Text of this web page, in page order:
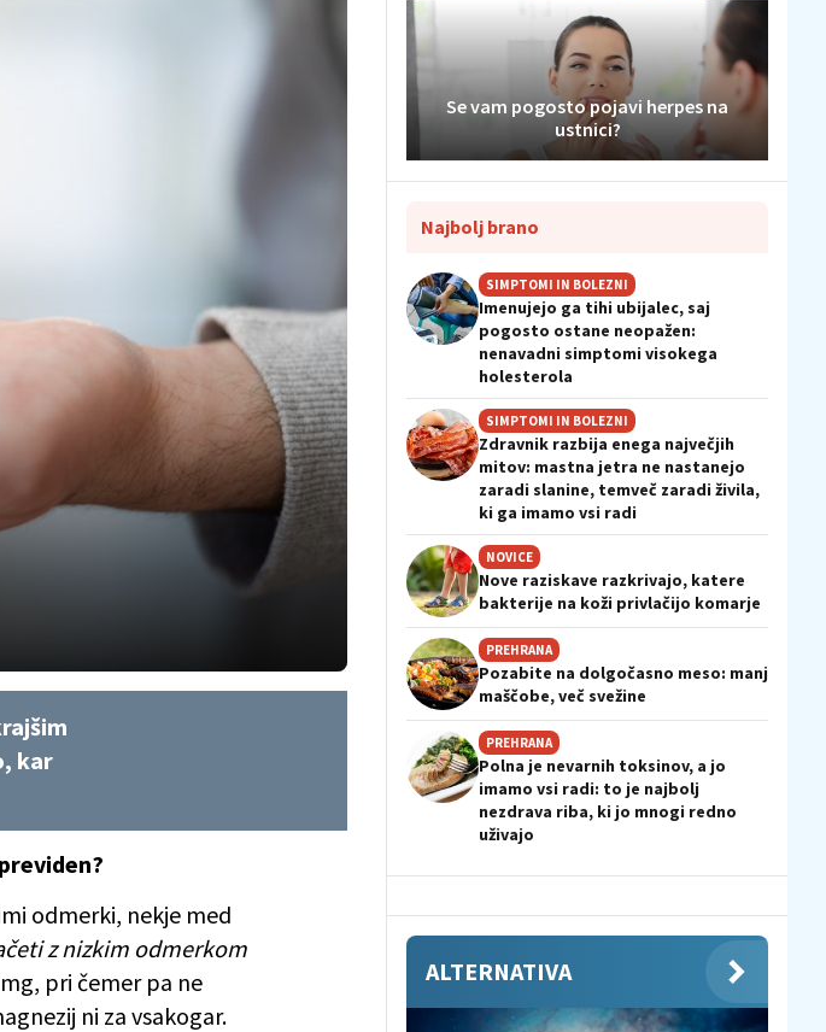
kar
odmerki, nekje med
z nizkim odmerkom
pri čemer pa ne
ni za vsakogar.
Se vam pogosto pojavi herpes na
ustnici?
Najbolj brano
SIMPTOMI IN BOLEZNI
Imenujejo ga tihi ubijalec, saj
pogosto ostane neopažen:
nenavadni simptomi visokega
holesterola
SIMPTOMI IN BOLEZNI
Zdravnik razbija enega največjih
mitov: mastna jetra ne nastanejo
zaradi slanine, temveč zaradi živila,
ki ga imamo vsi radi
NOVICE
Nove raziskave razkrivajo, katere
bakterije na koži privlačijo komarje
PREHRANA
Pozabite na dolgočasno meso: manj
maščobe, več svežine
PREHRANA
Polna je nevarnih toksinov, a jo
imamo vsi radi: to je najbolj
nezdrava riba, ki jo mnogi redno
uživajo
ALTERNATIVA